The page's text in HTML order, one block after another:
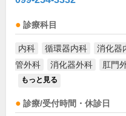
診療科目
内科 循環器内科 消化器
管外科
消化器外科 肛門
もっと見る
診療/受付時間・休診日